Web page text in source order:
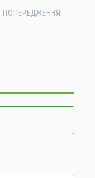
ПОПЕРЕДЖЕННЯ